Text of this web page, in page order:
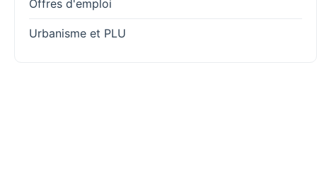
Offres d'emploi
Urbanisme et PLU